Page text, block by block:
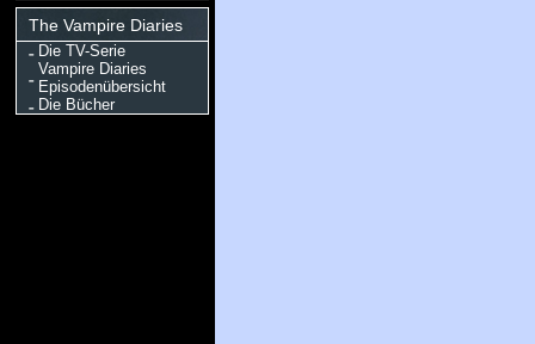
The Vampire Diaries
Die TV-Serie
Vampire Diaries
Episodenübersicht
Die Bücher